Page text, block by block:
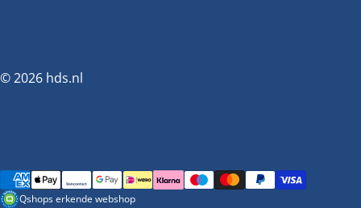
© 2026 hds.nl
Betaalmethoden
Qshops erkende webshop